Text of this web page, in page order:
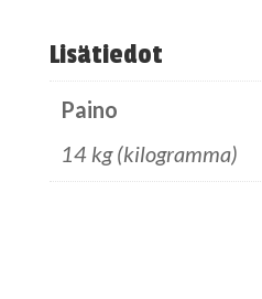
Lisätiedot
Paino
14 kg (kilogramma)